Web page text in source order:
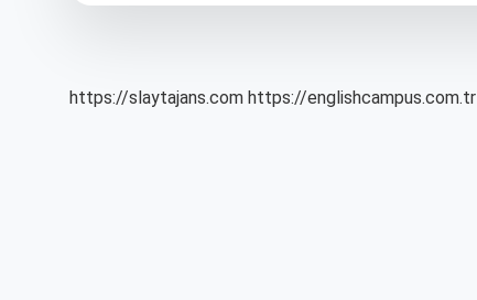
https://slaytajans.com https://englishcampus.com.tr